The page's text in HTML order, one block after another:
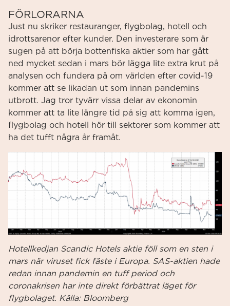
FÖRLORARNA
Just nu skriker restauranger, flygbolag, hotell och
idrottsarenor efter kunder. Den investerare som är
sugen på att börja bottenfiska aktier som har gått
ned mycket sedan i mars bör lägga lite extra krut på
analysen och fundera på om världen efter covid-19
kommer att se likadan ut som innan pandemins
utbrott. Jag tror tyvärr vissa delar av ekonomin
kommer att ta lite längre tid på sig att komma igen,
flygbolag och hotell hör till sektorer som kommer att
ha det tufft några år framåt.
Hotellkedjan Scandic Hotels aktie föll som en sten i
mars när viruset fick fäste i Europa. SAS-aktien hade
redan innan pandemin en tuff period och
coronakrisen har inte direkt förbättrat läget för
flygbolaget. Källa: Bloomberg